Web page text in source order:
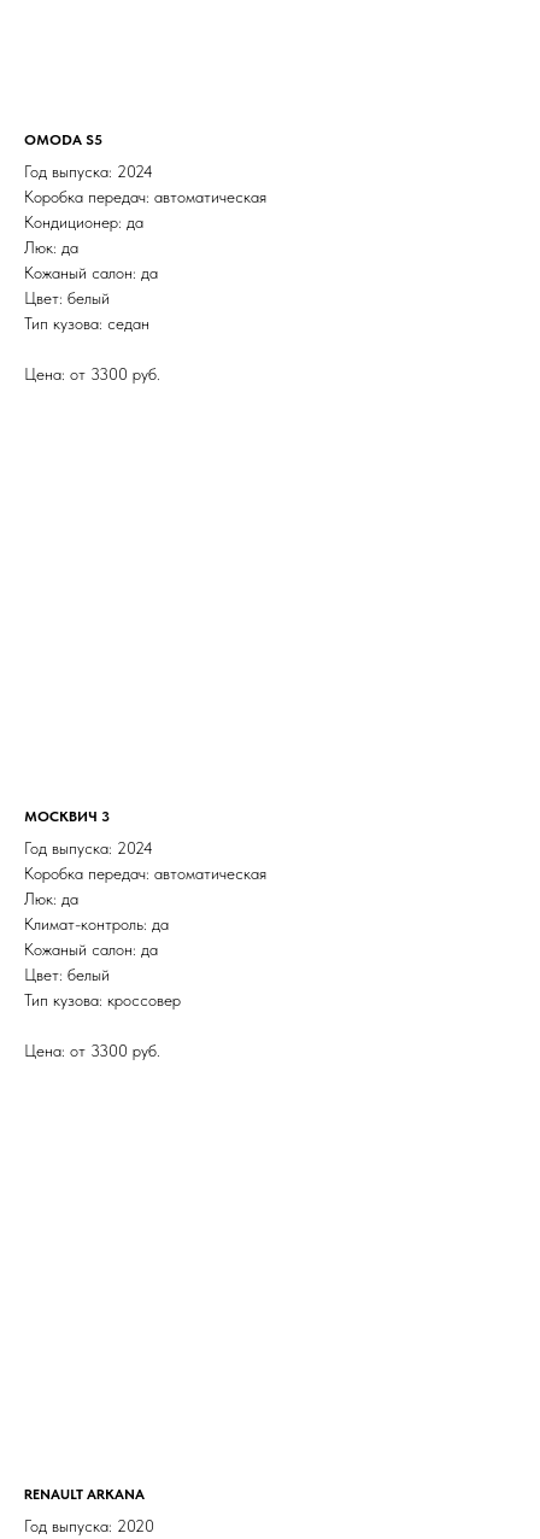
OMODA S5
Год выпуска: 2024
Коробка передач: автоматическая
Кондиционер: да
Люк: да
Кожаный салон: да
Цвет: белый
Тип кузова: седан
Цена: от 3300 руб.
МОСКВИЧ 3
Год выпуска: 2024
Коробка передач: автоматическая
Люк: да
Климат-контроль: да
Кожаный салон: да
Цвет: белый
Тип кузова: кроссовер
Цена: от 3300 руб.
RENAULT ARKANA
Год выпуска: 2020